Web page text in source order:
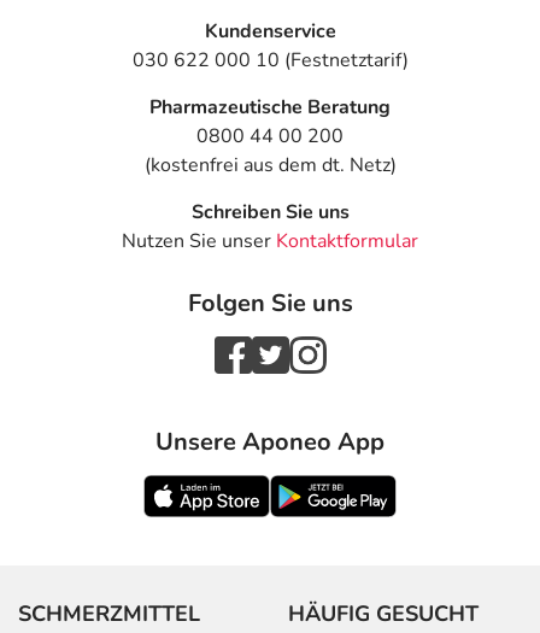
Kundenservice
030 622 000 10 (Festnetztarif)
Pharmazeutische Beratung
0800 44 00 200
(kostenfrei aus dem dt. Netz)
Schreiben Sie uns
Nutzen Sie unser Kontaktformular
Folgen Sie uns
Unsere Aponeo App
SCHMERZMITTEL HÄUFIG GESUCHT